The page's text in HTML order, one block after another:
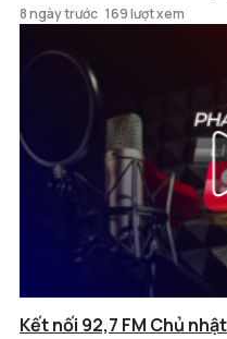
8 ngày trước 169 lượt xem
Kết nối 92,7 FM Chủ